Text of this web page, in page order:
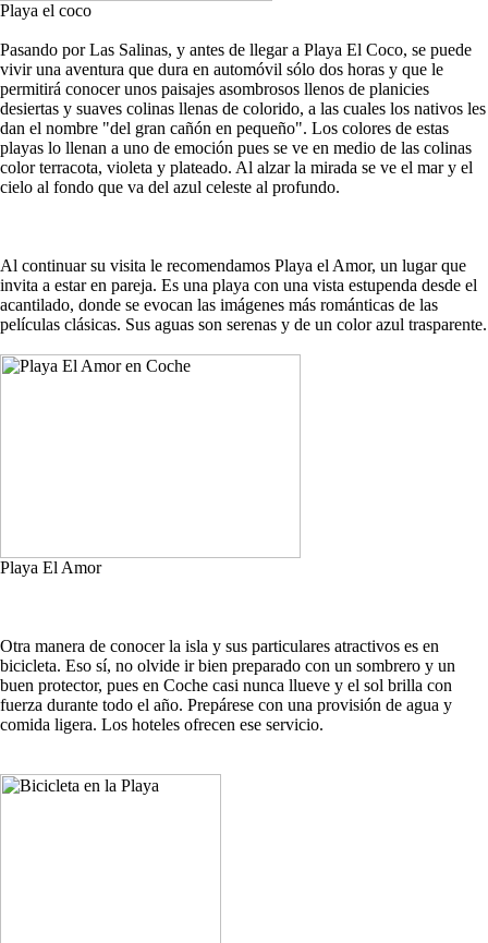
Playa el coco
Pasando por Las Salinas, y antes de llegar a Playa El Coco, se puede
vivir una aventura que dura en automóvil sólo dos horas y que le
permitirá conocer unos paisajes asombrosos llenos de planicies
desiertas y suaves colinas llenas de colorido, a las cuales los nativos les
dan el nombre "del gran cañón en pequeño". Los colores de estas
playas lo llenan a uno de emoción pues se ve en medio de las colinas
color terracota, violeta y plateado. Al alzar la mirada se ve el mar y el
cielo al fondo que va del azul celeste al profundo.
Al continuar su visita le recomendamos Playa el Amor, un lugar que
invita a estar en pareja. Es una playa con una vista estupenda desde el
acantilado, donde se evocan las imágenes más románticas de las
películas clásicas. Sus aguas son serenas y de un color azul trasparente.
Playa El Amor
Otra manera de conocer la isla y sus particulares atractivos es en
bicicleta. Eso sí, no olvide ir bien preparado con un sombrero y un
buen protector, pues en Coche casi nunca llueve y el sol brilla con
fuerza durante todo el año. Prepárese con una provisión de agua y
comida ligera. Los hoteles ofrecen ese servicio.